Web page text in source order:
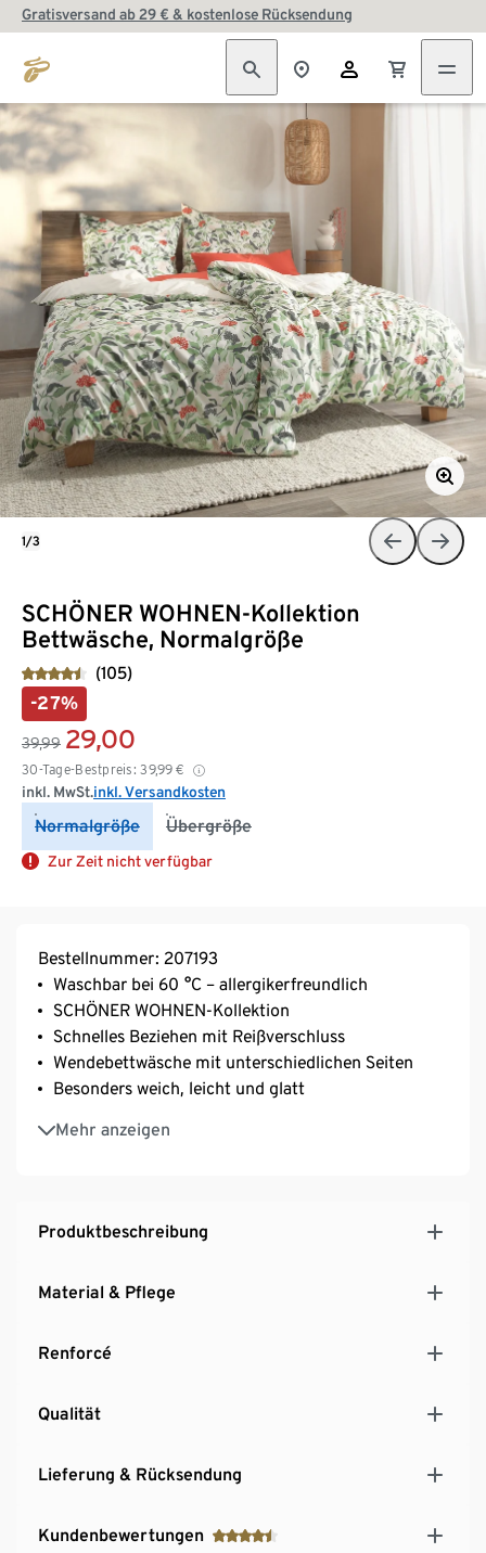
Gratisversand ab 29 € & kostenlose Rücksendung
SCHÖNER WOHNEN-Kollektion
Bettwäsche, Normalgröße
(105)
-27%
39,99 29,00
30-Tage-Bestpreis: 39,99 €
inkl. MwSt.inkl. Versandkosten
Normalgröße Übergröße
Zur Zeit nicht verfügbar
1/3
Bestellnummer: 207193
Waschbar bei 60 °C – allergikerfreundlich
SCHÖNER WOHNEN-Kollektion
Schnelles Beziehen mit Reißverschluss
Wendebettwäsche mit unterschiedlichen Seiten
Besonders weich, leicht und glatt
Mehr anzeigen
Strapazierfähig durch dicht gewebte Fasern
Temperaturausgleichend und saugfähig
Produktbeschreibung
Material & Pflege
Renforcé
Qualität
Lieferung & Rücksendung
Kundenbewertungen